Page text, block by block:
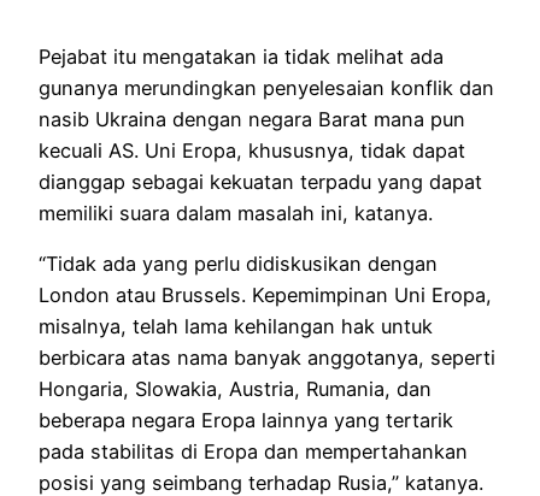
Pejabat itu mengatakan ia tidak melihat ada
gunanya merundingkan penyelesaian konflik dan
nasib Ukraina dengan negara Barat mana pun
kecuali AS. Uni Eropa, khususnya, tidak dapat
dianggap sebagai kekuatan terpadu yang dapat
memiliki suara dalam masalah ini, katanya.
“Tidak ada yang perlu didiskusikan dengan
London atau Brussels. Kepemimpinan Uni Eropa,
misalnya, telah lama kehilangan hak untuk
berbicara atas nama banyak anggotanya, seperti
Hongaria, Slowakia, Austria, Rumania, dan
beberapa negara Eropa lainnya yang tertarik
pada stabilitas di Eropa dan mempertahankan
posisi yang seimbang terhadap Rusia,” katanya.